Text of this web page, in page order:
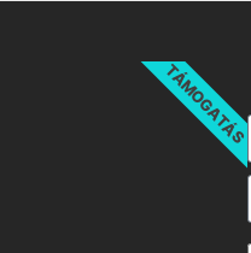
TÁMOGATÁS